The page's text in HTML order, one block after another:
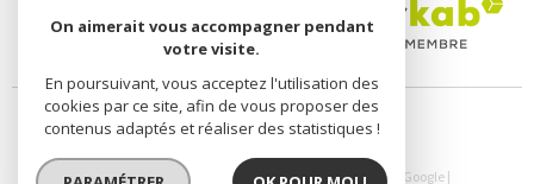
© 2026 | Tous droits réservés | Traduction powered by Google |
On aimerait vous accompagner pendant
votre visite.
En poursuivant, vous acceptez l'utilisation des
cookies par ce site, afin de vous proposer des
contenus adaptés et réaliser des statistiques !